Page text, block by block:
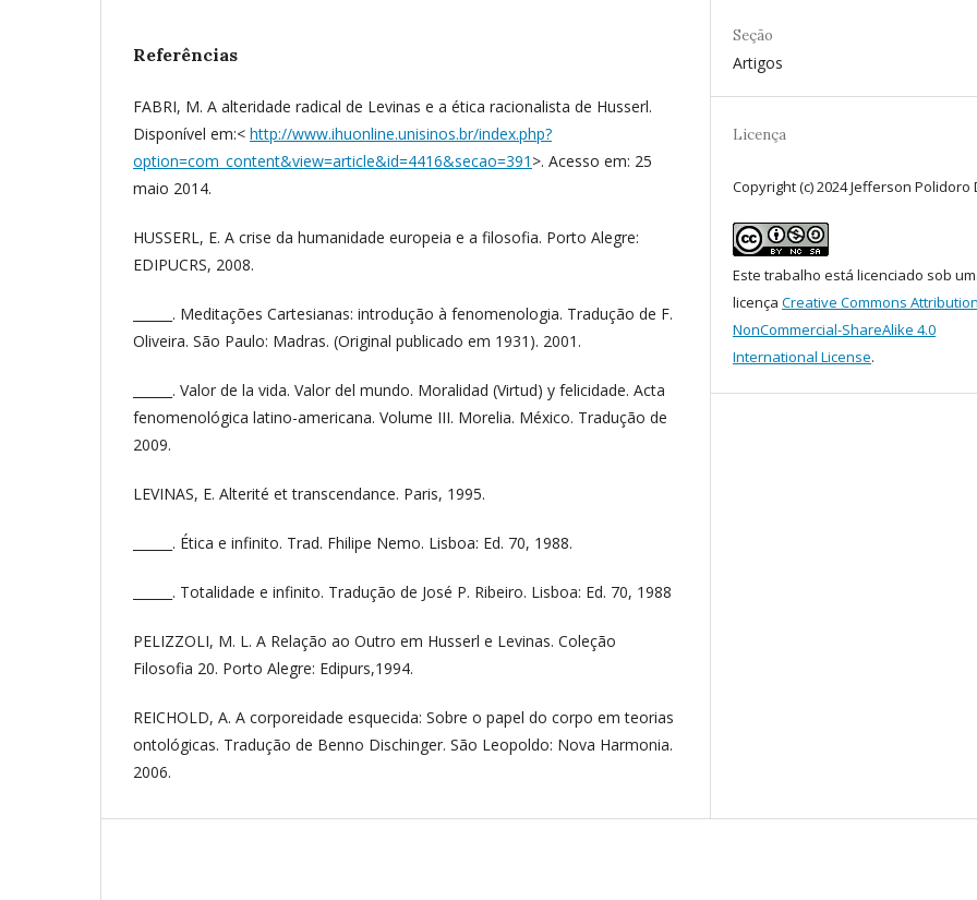
Referências
FABRI, M. A alteridade radical de Levinas e a ética racionalista de Husserl.
Disponível em:< http://www.ihuonline.unisinos.br/index.php?
option=com_content&view=article&id=4416&secao=391 >. Acesso em: 25
maio 2014.
HUSSERL, E. A crise da humanidade europeia e a filosofia. Porto Alegre:
EDIPUCRS, 2008.
______. Meditações Cartesianas: introdução à fenomenologia. Tradução de F.
Oliveira. São Paulo: Madras. (Original publicado em 1931). 2001.
______. Valor de la vida. Valor del mundo. Moralidad (Virtud) y felicidade. Acta
fenomenológica latino-americana. Volume III. Morelia. México. Tradução de
2009.
LEVINAS, E. Alterité et transcendance. Paris, 1995.
______. Ética e infinito. Trad. Fhilipe Nemo. Lisboa: Ed. 70, 1988.
______. Totalidade e infinito. Tradução de José P. Ribeiro. Lisboa: Ed. 70, 1988
PELIZZOLI, M. L. A Relação ao Outro em Husserl e Levinas. Coleção
Filosofia 20. Porto Alegre: Edipurs,1994.
REICHOLD, A. A corporeidade esquecida: Sobre o papel do corpo em teorias
ontológicas. Tradução de Benno Dischinger. São Leopoldo: Nova Harmonia.
2006.
Seção
Artigos
Licença
Copyright (c) 2024 Jefferson Polidoro
Este trabalho está licenciado sob
licença Creative Commons
NonCommercial-ShareAlike 4.0
International License.